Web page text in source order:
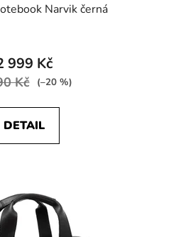
Narvik černá
999 Kč
Kč (–20 %)
DETAIL